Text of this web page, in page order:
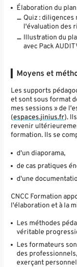
Élaboration du
Quiz :
l'évaluation des
Illustration du
avec Pack AUDIT
Moyens et
Les supports
et sont sous format
mes sessions » de
(espaces.jinius.fr).
revenir
formation. Ils se
d'un diaporama,
de cas pratiques
d'une
CNCC Formation
l'élaboration et à la
Les méthodes
véritable
Les formateurs
des
exerçant